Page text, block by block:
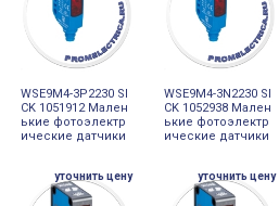
WSE9M4-3P2230 SI
CK 1051912 Мален
ькие фотоэлектр
ические датчики
WSE9M4-3N2230 SI
CK 1052938 Мален
ькие фотоэлектр
ические датчики
уточнить цену уточнить цену